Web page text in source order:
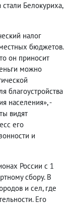
Белокуриха,
налог
бюджетов.
он приносит
можно
благоустройства
населения», -
видят
его
и
России с 1
сбору. В
и сел, где
Его